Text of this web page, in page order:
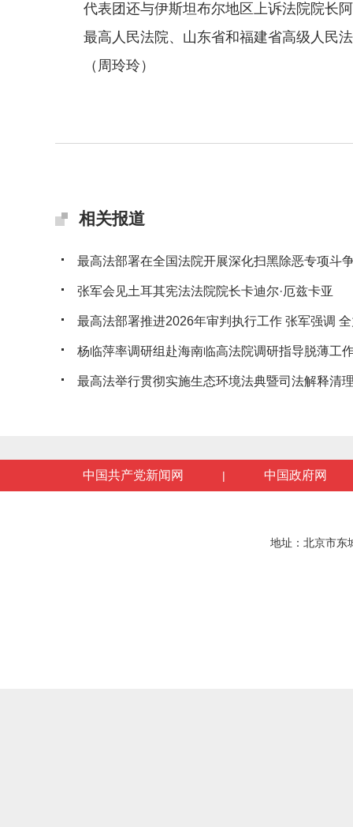
代表团还与伊斯坦布尔地区上诉法院院长阿
最高人民法院、山东省和福建省高级人民法
（周玲玲）
相关报道
最高法部署在全国法院开展深化扫黑除恶专项斗
张军会见土耳其宪法法院院长卡迪尔·厄兹卡亚
最高法部署推进2026年审判执行工作 张军强调
杨临萍率调研组赴海南临高法院调研指导脱薄工
最高法举行贯彻实施生态环境法典暨司法解释清
中国共产党新闻网 | 中国政府网
地址：北京市东